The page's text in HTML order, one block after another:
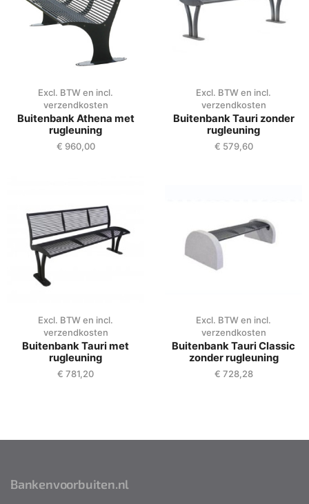
Excl. BTW en incl.
verzendkosten
Buitenbank Athena met
rugleuning
€ 960,00
Excl. BTW en incl.
verzendkosten
Buitenbank Tauri zonder
rugleuning
€ 579,60
Excl. BTW en incl.
verzendkosten
Buitenbank Tauri met
rugleuning
€ 781,20
Excl. BTW en incl.
verzendkosten
Buitenbank Tauri Classic
zonder rugleuning
€ 728,28
Bankenvoorbuiten.nl